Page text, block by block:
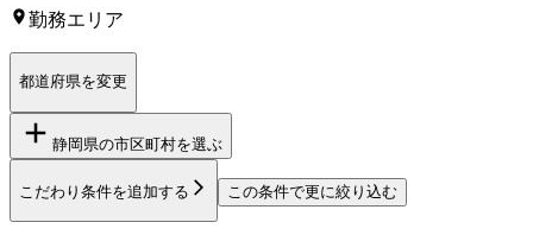
勤務エリア
都道府県を変更
静岡県の市区町村を選ぶ
こだわり条件を追加する この条件で更に絞り込む